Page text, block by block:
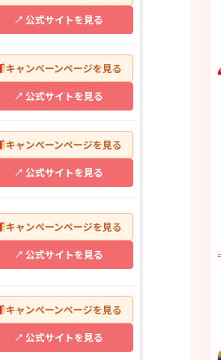
公式サイトを見る
キャンペーンページを見る
公式サイトを見る
キャンペーンページを見る
公式サイトを見る
キャンペーンページを見る
公式サイトを見る
キャンペーンページを見る
公式サイトを見る